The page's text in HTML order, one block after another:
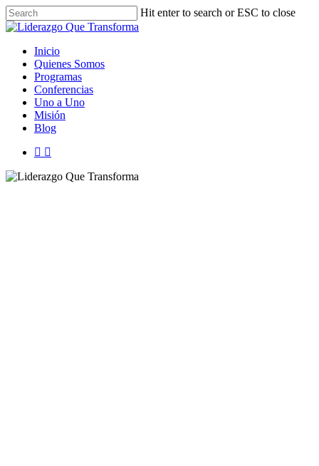
Skip
to
content
Hit enter to search or ESC to close
Close
Menu
Inicio
Quienes Somos
Programas
Conferencias
Uno a Uno
Misión
Blog
facebook
instagram